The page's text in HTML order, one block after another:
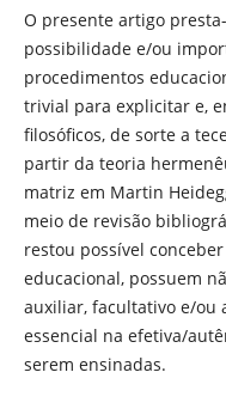
O presente artigo
possibilidade e/ou
procedimentos
trivial para explicitar e,
filosóficos, de sorte a
partir da teoria
matriz em Martin
meio de revisão
restou possível
educacional, possuem
auxiliar, facultativo e/ou
essencial na efetiva/
serem ensinadas.